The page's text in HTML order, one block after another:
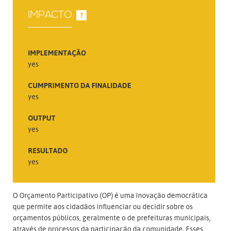
IMPACTO ?
IMPLEMENTAÇÃO
yes
CUMPRIMENTO DA FINALIDADE
yes
OUTPUT
yes
RESULTADO
yes
O Orçamento Participativo (OP) é uma inovação democrática
que permite aos cidadãos influenciar ou decidir sobre os
orçamentos públicos, geralmente o de prefeituras municipais,
através de processos da participação da comunidade. Esses